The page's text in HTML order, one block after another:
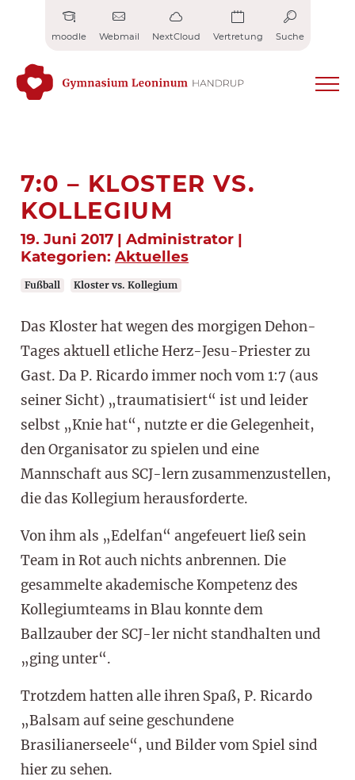
moodle Webmail NextCloud Vertretung Suche
7:0 – KLOSTER VS.
KOLLEGIUM
19. Juni 2017 | Administrator |
Kategorien: Aktuelles
Fußball Kloster vs. Kollegium
Das Kloster hat wegen des morgigen Dehon-
Tages aktuell etliche Herz-Jesu-Priester zu
Gast. Da P. Ricardo immer noch vom 1:7 (aus
seiner Sicht) „traumatisiert“ ist und leider
selbst „Knie hat“, nutzte er die Gelegenheit,
den Organisator zu spielen und eine
Mannschaft aus SCJ-lern zusammenzustellen,
die das Kollegium herausforderte.
Von ihm als „Edelfan“ angefeuert ließ sein
Team in Rot auch nichts anbrennen. Die
gesammelte akademische Kompetenz des
Kollegiumteams in Blau konnte dem
Ballzauber der SCJ-ler nicht standhalten und
„ging unter“.
Trotzdem hatten alle ihren Spaß, P. Ricardo
„Balsam auf seine geschundene
Brasilianerseele“, und Bilder vom Spiel sind
hier zu sehen.